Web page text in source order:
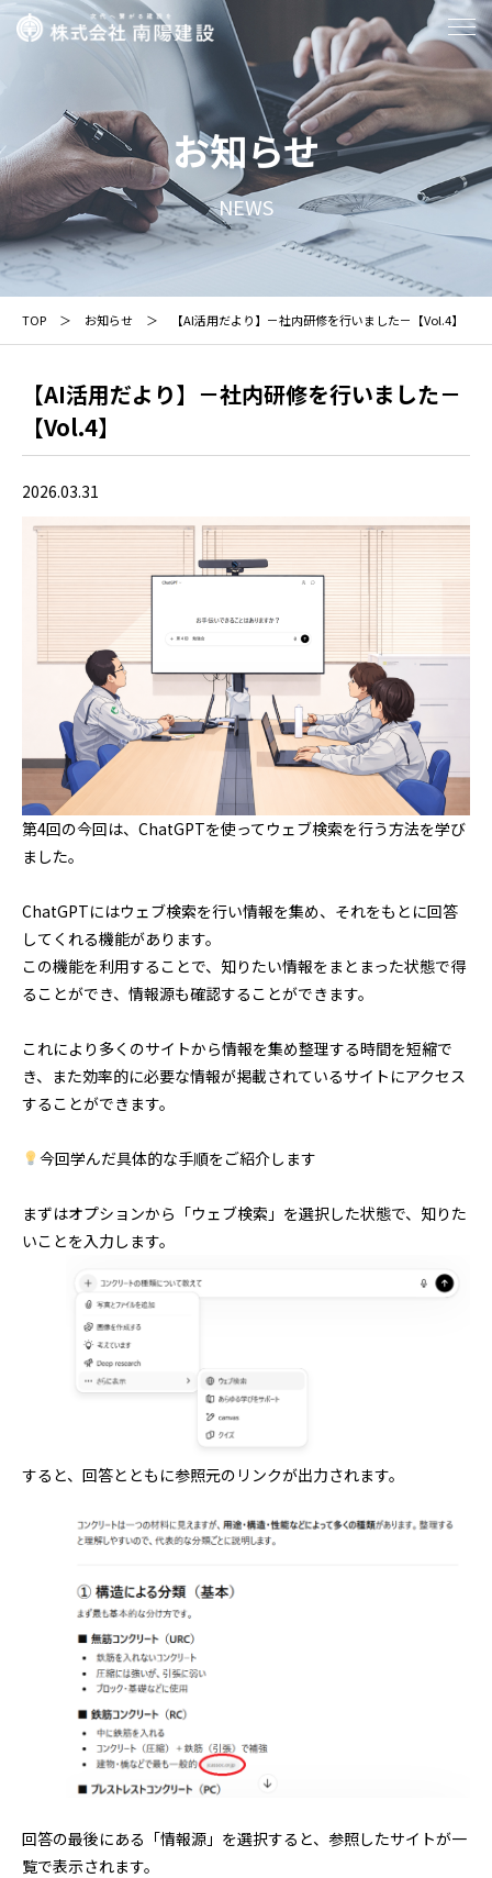
お知らせ
NEWS
TOP お知らせ 【AI活用だより】－社内研修を行いました－【Vol.4】
【AI活用だより】－社内研修を行いました－
【Vol.4】
2026.03.31
第4回の今回は、ChatGPTを使ってウェブ検索を行う方法を学び
ました。
ChatGPTにはウェブ検索を行い情報を集め、それをもとに回答
してくれる機能があります。
この機能を利用することで、知りたい情報をまとまった状態で得
ることができ、情報源も確認することができます。
これにより多くのサイトから情報を集め整理する時間を短縮で
き、また効率的に必要な情報が掲載されているサイトにアクセス
することができます。
今回学んだ具体的な手順をご紹介します
まずはオプションから「ウェブ検索」を選択した状態で、知りた
いことを入力します。
すると、回答とともに参照元のリンクが出力されます。
回答の最後にある「情報源」を選択すると、参照したサイトが一
覧で表示されます。